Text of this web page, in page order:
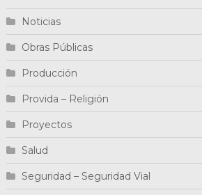
Noticias
Obras Públicas
Producción
Provida – Religión
Proyectos
Salud
Seguridad – Seguridad Vial